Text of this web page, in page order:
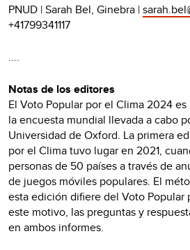
PNUD | Sarah Bel, Ginebra |
+41799341117
....
Notas de los editores
El Voto Popular por el Clima 2024
la encuesta mundial llevada a cabo
Universidad de Oxford. La primera
por el Clima tuvo lugar en 2021,
personas de 50 países a través de
de juegos móviles populares. El
esta edición difiere del Voto Popular
este motivo, las preguntas y
en ambos informes.